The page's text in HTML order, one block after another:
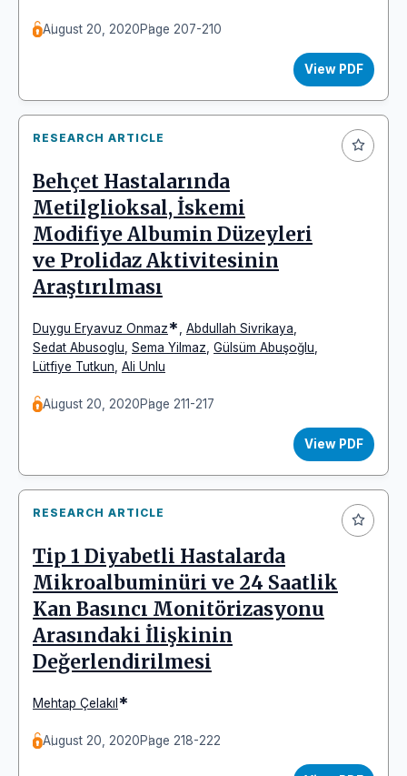
August 20, 2020Page 207-210
View PDF
RESEARCH ARTICLE
Behçet Hastalarında
Metilglioksal, İskemi
Modifiye Albumin Düzeyleri
ve Prolidaz Aktivitesinin
Araştırılması
Duygu Eryavuz Onmaz* Abdullah Sivrikaya
Sedat Abusoglu Sema Yilmaz Gülsüm Abuşoğlu
Lütfiye Tutkun Ali Unlu
August 20, 2020Page 211-217
View PDF
RESEARCH ARTICLE
Tip 1 Diyabetli Hastalarda
Mikroalbuminüri ve 24 Saatlik
Kan Basıncı Monitörizasyonu
Arasındaki İlişkinin
Değerlendirilmesi
Mehtap Çelakıl *
August 20, 2020Page 218-222